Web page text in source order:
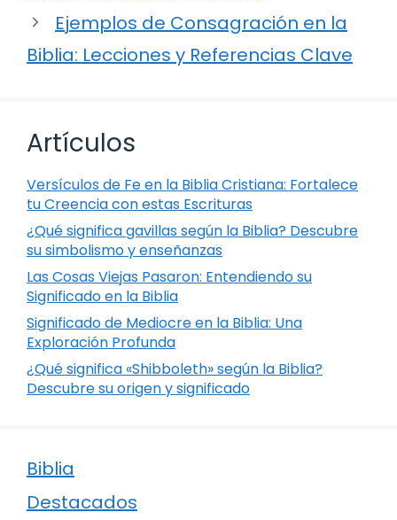
Ejemplos de Consagración en la
Biblia: Lecciones y Referencias Clave
Artículos
Versículos de Fe en la Biblia Cristiana: Fortalece
tu Creencia con estas Escrituras
¿Qué significa gavillas según la Biblia? Descubre
su simbolismo y enseñanzas
Las Cosas Viejas Pasaron: Entendiendo su
Significado en la Biblia
Significado de Mediocre en la Biblia: Una
Exploración Profunda
¿Qué significa «Shibboleth» según la Biblia?
Descubre su origen y significado
Biblia
Destacados